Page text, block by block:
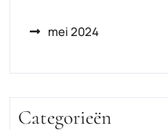
mei 2024
Categorieën